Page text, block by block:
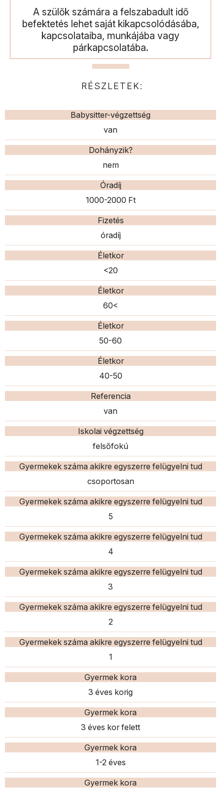
A szülők számára a felszabadult idő
befektetés lehet saját kikapcsolódásába,
kapcsolataiba, munkájába vagy
párkapcsolatába.
RÉSZLETEK:
Babysitter-végzettség
van
Dohányzik?
nem
Óradíj
1000-2000 Ft
Fizetés
óradíj
Életkor
<20
Életkor
60<
Életkor
50-60
Életkor
40-50
Referencia
van
Iskolai végzettség
felsőfokú
Gyermekek száma akikre egyszerre felügyelni tud
csoportosan
Gyermekek száma akikre egyszerre felügyelni tud
5
Gyermekek száma akikre egyszerre felügyelni tud
4
Gyermekek száma akikre egyszerre felügyelni tud
3
Gyermekek száma akikre egyszerre felügyelni tud
2
Gyermekek száma akikre egyszerre felügyelni tud
1
Gyermek kora
3 éves korig
Gyermek kora
3 éves kor felett
Gyermek kora
1-2 éves
Gyermek kora